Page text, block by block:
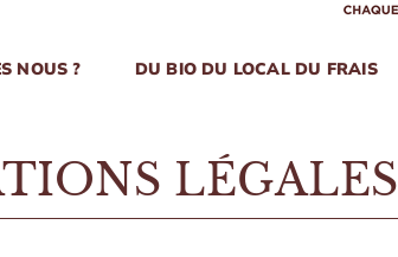
NOUS ? DU BIO DU LOCAL DU FRAIS
LÉGALES